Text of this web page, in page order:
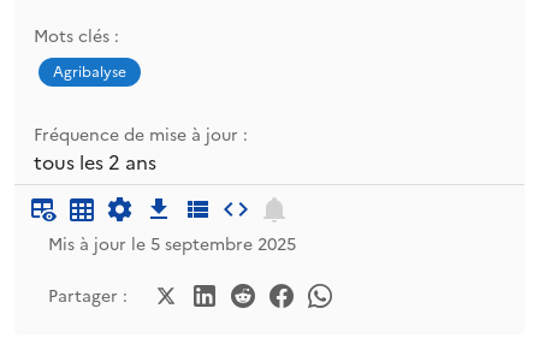
Mots clés :
Agribalyse
Fréquence de mise à jour :
tous les 2 ans
Mis à jour le 5 septembre 2025
Partager :